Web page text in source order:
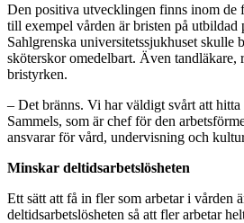
Den positiva utvecklingen finns inom de
till exempel vården är bristen på utbildad
Sahlgrenska universitetssjukhuset skulle
sköterskor omedelbart. Även tandläkare,
bristyrken.
– Det bränns. Vi har väldigt svårt att hitta
Sammels, som är chef för den
ansvarar för vård, undervisning och
Minskar deltidsarbetslösheten
Ett sätt att få in fler som arbetar i vården
deltidsarbetslösheten så att fler arbetar